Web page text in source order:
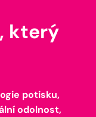
který
potisku,
odolnost,